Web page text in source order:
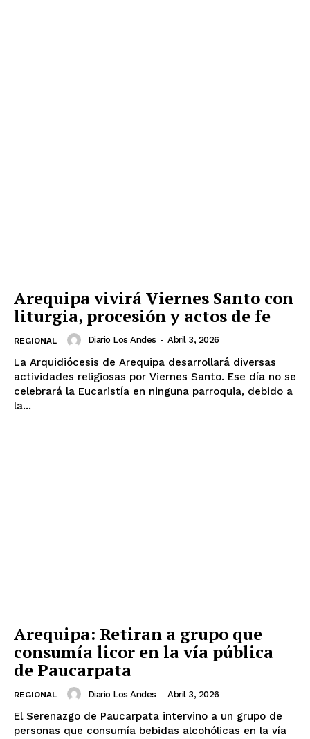
Arequipa vivirá Viernes Santo con
liturgia, procesión y actos de fe
REGIONAL Diario Los Andes - Abril 3, 2026
La Arquidiócesis de Arequipa desarrollará diversas
actividades religiosas por Viernes Santo. Ese día no se
celebrará la Eucaristía en ninguna parroquia, debido a
la...
Arequipa: Retiran a grupo que
consumía licor en la vía pública
de Paucarpata
REGIONAL Diario Los Andes - Abril 3, 2026
El Serenazgo de Paucarpata intervino a un grupo de
personas que consumía bebidas alcohólicas en la vía